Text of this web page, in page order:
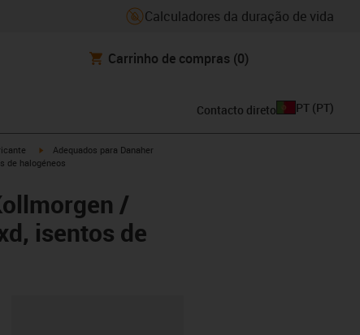
Calculadores da duração de vida
Carrinho de compras (0)
Contacto direto PT (PT)
igus-icon-arrow-right
Adequados para Danaher
de halogéneos
/
isentos de